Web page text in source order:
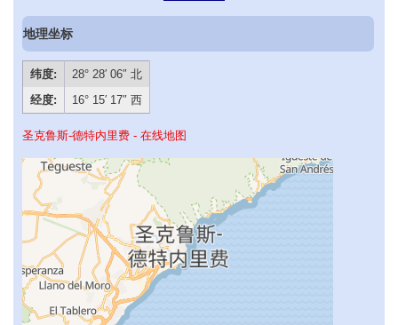
地理坐标
纬度:
28° 28′ 06″ 北
经度:
16° 15′ 17″ 西
圣克鲁斯-德特内里费 - 在线地图